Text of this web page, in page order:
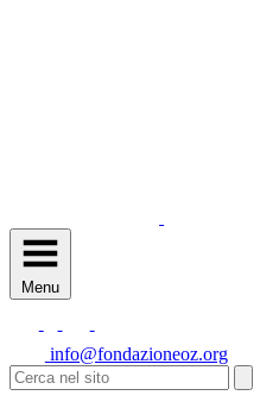
Menu
info@fondazioneoz.org